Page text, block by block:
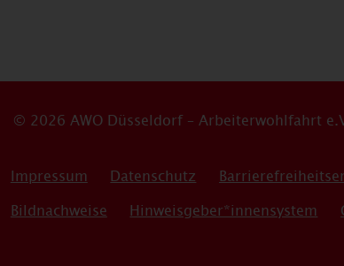
Impressum Datenschutz
Bildnachweise
Hinweisgeber*innensystem
© 2026 AWO Düsseldorf – Arbeiterwohlfahrt